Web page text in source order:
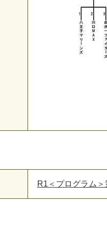
R1＜プログラム